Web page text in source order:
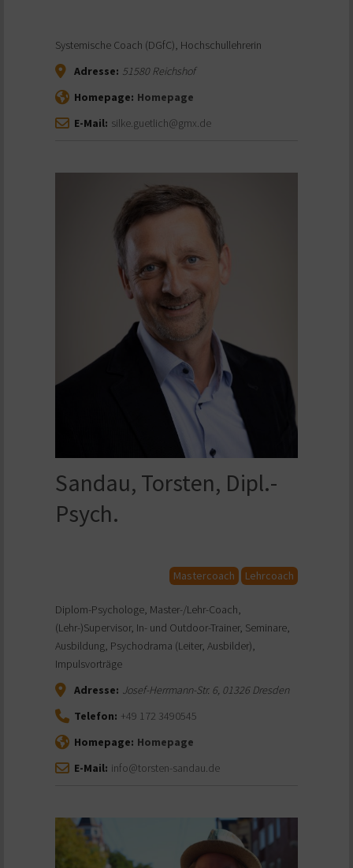
Systemische Coach (DGfC), Hochschullehrerin
Adresse: 51580Reichshof
Homepage: Homepage
E-Mail: silke.guetlich@gmx.de
Sandau, Torsten, Dipl.-
Psych.
Mastercoach Lehrcoach
Diplom-Psychologe, Master-/Lehr-Coach,
(Lehr-)Supervisor, In- und Outdoor-Trainer, Seminare,
Ausbildung, Psychodrama (Leiter, Ausbilder),
Impulsvorträge
Adresse: Josef-Herrmann-Str. 6, 01326Dresden
Telefon: +49 172 3490545
Homepage: Homepage
E-Mail: info@torsten-sandau.de